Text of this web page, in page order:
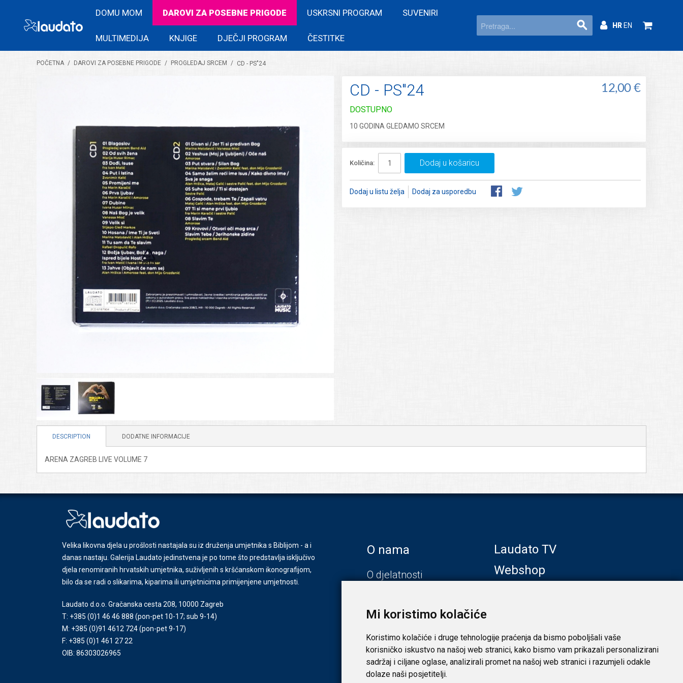
Mi koristimo kolačiće
Koristimo kolačiće i druge tehnologije praćenja da bismo poboljšali vaše
korisničko iskustvo na našoj web stranici, kako bismo vam prikazali personalizirani
sadržaj i ciljane oglase, analizirali promet na našoj web stranici i razumjeli odakle
dolaze naši posjetitelji.
DOMU MOM DAROVI ZA POSEBNE PRIGODE USKRSNI PROGRAM SUVENIRI
MULTIMEDIJA KNJIGE DJEČJI PROGRAM ČESTITKE
HREN
POČETNA / DAROVI ZA POSEBNE PRIGODE / PROGLEDAJ SRCEM / CD - PS"24
CD - PS"24 12,00 €
DOSTUPNO
10 GODINA GLEDAMO SRCEM
Količina: Dodaj u košaricu
Dodaj u listu želja Dodaj za usporedbu
DESCRIPTION DODATNE INFORMACIJE
ARENA ZAGREB LIVE VOLUME 7
Velika likovna djela u prošlosti nastajala su iz druženja umjetnika s Biblijom - a i
danas nastaju. Galerija Laudato jedinstvena je po tome što predstavlja isključivo
djela renomiranih hrvatskih umjetnika, suživljenih s kršćanskom ikonografijom,
bilo da se radi o slikarima, kiparima ili umjetnicima primijenjene umjetnosti.
Laudato d.o.o. Gračanska cesta 208, 10000 Zagreb
T: +385 (0)1 46 46 888 (pon-pet 10-17; sub 9-14)
M: +385 (0)91 4612 724(pon-pet 9-17)
F: +385 (0)1 461 27 22
OIB: 86303026965
O nama
O djelatnosti
Zadar
Laudato TV
Webshop